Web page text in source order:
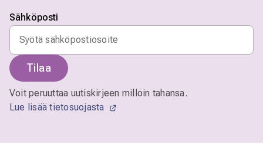
Sähköposti
Tilaa
Voit peruuttaa uutiskirjeen milloin tahansa.
Lue lisää tietosuojasta